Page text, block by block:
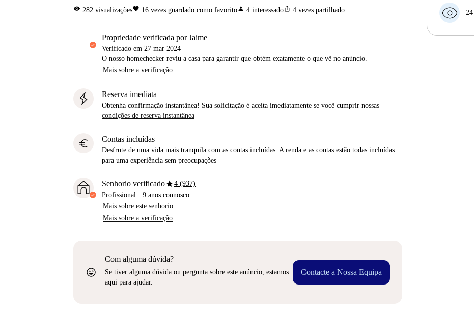
visibility 282 visualizaçõesfavorite 16 vezes guardado como favoritoperson 4 interessadoios_share 4 vezes partilhado
propriedade verificada por Jaime
Verificado em 27 mar 2024
O nosso homechecker reviu a casa para garantir que obtém exatamente o que vê no anúncio.
Mais sobre a verificação
Reserva imediata
Obtenha confirmação instantânea! Sua solicitação é aceita imediatamente se você cumprir nossas
condições de reserva instantânea
euro Contas incluídas
Desfrute de uma vida mais tranquila com as contas incluídas. A renda e as contas estão todas incluídas
para uma experiência sem preocupações
Senhorio verificadostar4 (937)
Profissional · 9 anos connosco
Mais sobre este senhorio
Mais sobre a verificação
sentiment_very_satisfied
Com alguma dúvida?
Se tiver alguma dúvida ou pergunta sobre este anúncio, estamos
aqui para ajudar.
Contacte a Nossa Equipa
seu